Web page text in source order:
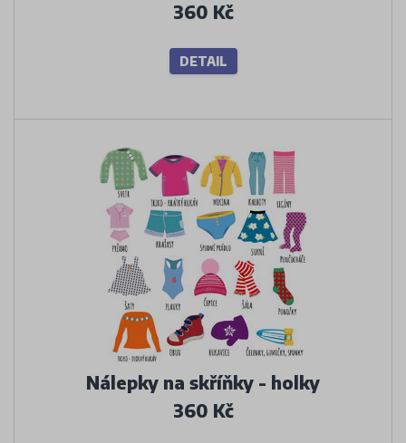
360 Kč
DETAIL
Nálepky na skříňky - holky
360 Kč